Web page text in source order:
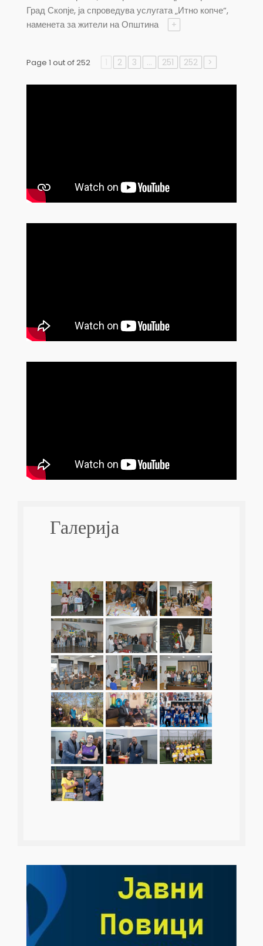
Град Скопје, ја спроведува услугата „Итно копче“,
наменета за жители на Општина
+
Page 1 out of 252 2 3 … 251 252 >
Галерија